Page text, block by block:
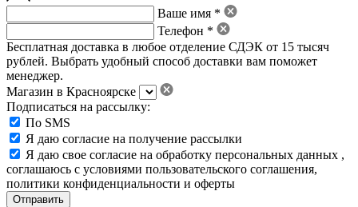
Ваше имя *
Телефон *
Бесплатная доставка в любое отделение СДЭК от 15 тысяч
рублей. Выбрать удобный способ доставки вам поможет
менеджер.
Магазин в Красноярске
Подписаться на рассылку:
По SMS
Я даю согласие на получение рассылки
Я даю свое согласие на обработку персональных данных ,
соглашаюсь с условиями пользовательского соглашения,
политики конфиденциальности и оферты